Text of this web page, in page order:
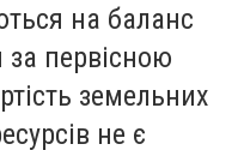
на баланс
первісною
земельних
не є